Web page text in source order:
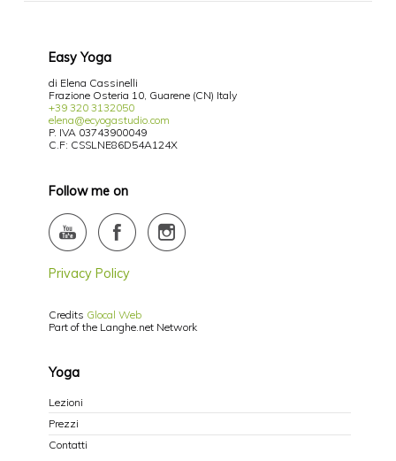
Easy Yoga
di Elena Cassinelli
Frazione Osteria 10, Guarene (CN) Italy
+39 320 3132050
elena@ecyogastudio.com
P. IVA 03743900049
C.F: CSSLNE86D54A124X
Follow me on
Privacy Policy
Credits Glocal Web
Part of the Langhe.net Network
Yoga
Lezioni
Prezzi
Contatti